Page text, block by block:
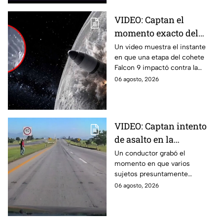
VIDEO: Captan el
momento exacto del
impacto de cohete
contra la Luna; así
reaccionó
Un video muestra el instante
en que una etapa del cohete
Falcon 9 impactó contra la
luna, levantando una enorme
06 agosto, 2026
VIDEO: Captan intento
de asalto en la
autopista Arco Norte;
delincuentes arrojaron
piedras y llantas
Un conductor grabó el
momento en que varios
sujetos presuntamente
intentaron cometer un asalto
06 agosto, 2026